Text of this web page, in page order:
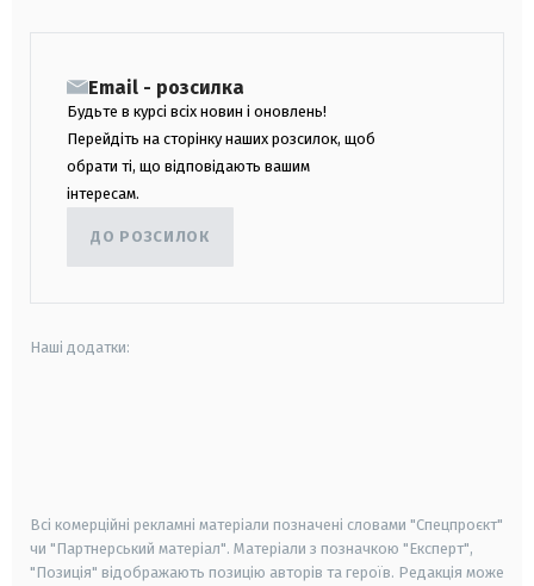
Email - розсилка
Будьте в курсі всіх новин і оновлень!
Перейдіть на сторінку наших розсилок, щоб
обрати ті, що відповідають вашим
інтересам.
ДО РОЗСИЛОК
Наші додатки:
Всі комерційні рекламні матеріали позначені словами "Спецпроєкт"
чи "Партнерський матеріал". Матеріали з позначкою "Експерт",
"Позиція" відображають позицію авторів та героїв. Редакція може